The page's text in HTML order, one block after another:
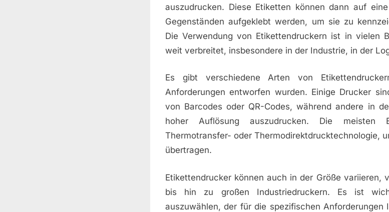
auszudrucken. Diese Etiketten können dann auf
Gegenständen aufgeklebt werden, um sie zu
Die Verwendung von Etikettendruckern ist in vielen
weit verbreitet, insbesondere in der Industrie, in der
Es gibt verschiedene Arten von
Anforderungen entworfen wurden. Einige Drucker
von Barcodes oder QR-Codes, während andere in
hoher Auflösung auszudrucken. Die meisten
Thermotransfer- oder Thermodirektdrucktechnologie,
übertragen.
Etikettendrucker können auch in der Größe variieren,
bis hin zu großen Industriedruckern. Es ist
auszuwählen, der für die spezifischen Anforderungen